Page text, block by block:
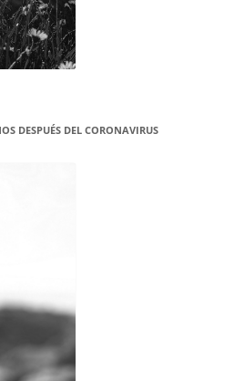
DESPUÉS DEL CORONAVIRUS